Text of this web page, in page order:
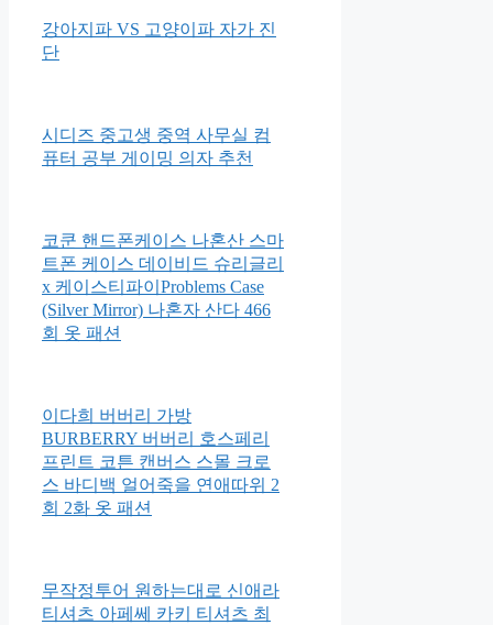
강아지파 VS 고양이파 자가 진
단
시디즈 중고생 중역 사무실 컴
퓨터 공부 게이밍 의자 추천
코쿤 핸드폰케이스 나혼산 스마
트폰 케이스 데이비드 슈리글리
x 케이스티파이Problems Case
(Silver Mirror) 나혼자 산다 466
회 옷 패션
이다희 버버리 가방
BURBERRY 버버리 호스페리
프린트 코튼 캔버스 스몰 크로
스 바디백 얼어죽을 연애따위 2
회 2화 옷 패션
무작정투어 원하는대로 신애라
티셔츠 아페쎄 카키 티셔츠 최